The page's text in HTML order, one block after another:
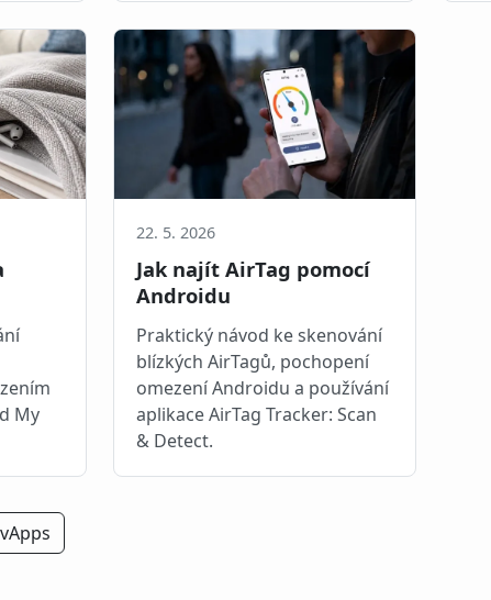
My
22. 5. 2026
Jak najít AirTag pomocí
Androidu
Praktický návod ke skenování
blízkých AirTagů, pochopení
omezení Androidu a používání
aplikace AirTag Tracker: Scan
& Detect.